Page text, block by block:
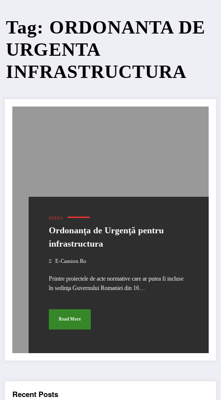
Tag: ORDONANTA DE
URGENTA
INFRASTRUCTURA
ENEWS
Ordonanţa de Urgenţă pentru
infrastructura
E-Camion.ro
Printre proiectele de acte normative care ar putea fi incluse
în sedinţa Guvernului Romaniei din 16…
Read More
Recent Posts